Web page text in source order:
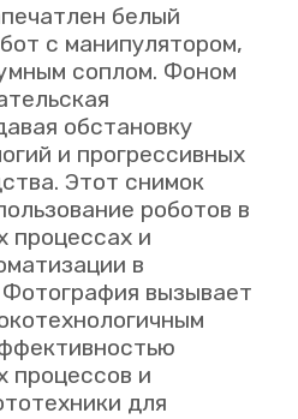
белый
с манипулятором,
соплом. Фоном
обстановку
и прогрессивных
Этот снимок
роботов в
процессах и
в
вызывает
процессов и
для